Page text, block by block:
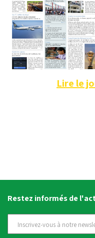
Lire le
Restez informés de